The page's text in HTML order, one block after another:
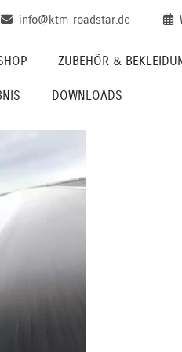
info@ktm-roadstar.de
ZUBEHÖR &
DOWNLOADS